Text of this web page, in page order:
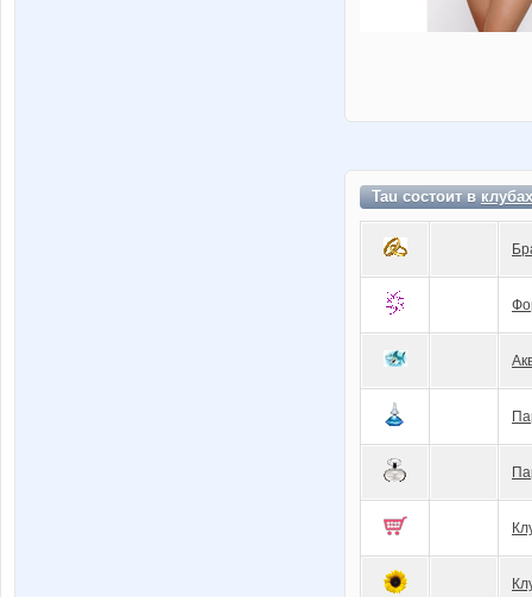
Tau состоит вклубах